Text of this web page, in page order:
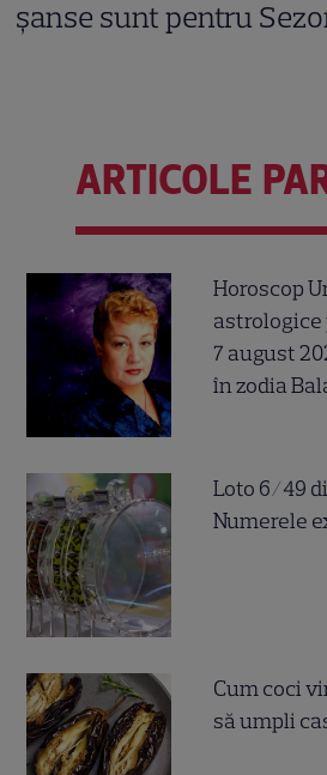
șanse sunt pentru
ARTICOLE
Horoscop
astrologice
7 august
în zodia
Loto 6/49
Numerele
Cum coci
să umpli